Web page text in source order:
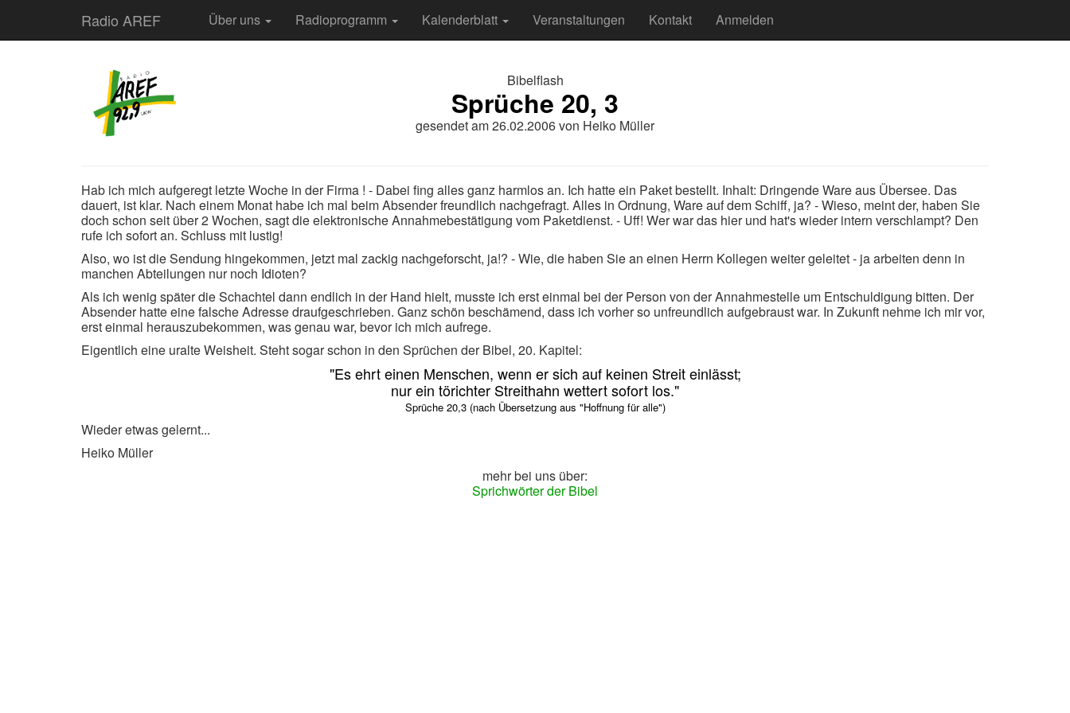
Radio AREF Über uns Radioprogramm Kalenderblatt Veranstaltungen Kontakt Anmelden
Bibelflash
Sprüche 20, 3
gesendet am26.02.2006von Heiko Müller
Hab ich mich aufgeregt letzte Woche in der Firma ! - Dabei fing alles ganz harmlos an. Ich hatte ein Paket bestellt. Inhalt: Dringende Ware aus Übersee. Das
dauert, ist klar. Nach einem Monat habe ich mal beim Absender freundlich nachgefragt. Alles in Ordnung, Ware auf dem Schiff, ja? - Wieso, meint der, haben Sie
doch schon seit über 2 Wochen, sagt die elektronische Annahmebestätigung vom Paketdienst. - Uff! Wer war das hier und hat's wieder intern verschlampt? Den
rufe ich sofort an. Schluss mit lustig!
Also, wo ist die Sendung hingekommen, jetzt mal zackig nachgeforscht, ja!? - Wie, die haben Sie an einen Herrn Kollegen weiter geleitet - ja arbeiten denn in
manchen Abteilungen nur noch Idioten?
Als ich wenig später die Schachtel dann endlich in der Hand hielt, musste ich erst einmal bei der Person von der Annahmestelle um Entschuldigung bitten. Der
Absender hatte eine falsche Adresse draufgeschrieben. Ganz schön beschämend, dass ich vorher so unfreundlich aufgebraust war. In Zukunft nehme ich mir vor,
erst einmal herauszubekommen, was genau war, bevor ich mich aufrege.
Eigentlich eine uralte Weisheit. Steht sogar schon in den Sprüchen der Bibel, 20. Kapitel:
"Es ehrt einen Menschen, wenn er sich auf keinen Streit einlässt;
nur ein törichter Streithahn wettert sofort los."
Sprüche 20,3 (nach Übersetzung aus "Hoffnung für alle")
Wieder etwas gelernt...
Heiko Müller
mehr bei uns über:
Sprichwörter der Bibel